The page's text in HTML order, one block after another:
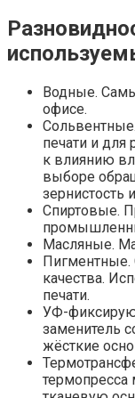
Водные.
офисе.
печати и для
к влиянию
выборе
зернистость
Спиртовые.
Масляные.
Пигментные.
качества.
печати.
УФ-
заменитель
жёсткие
термопресса